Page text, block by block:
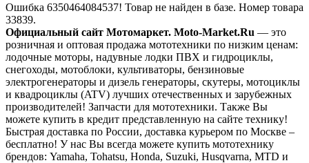
Ошибка 6350464084537! Товар не найден в базе. Номер товара
33839.
Официальный сайт Мотомаркет. Moto-Market.Ru — это
розничная и оптовая продажа мототехники по низким ценам:
лодочные моторы, надувные лодки ПВХ и гидроциклы,
снегоходы, мотоблоки, культиваторы, бензиновые
электрогенераторы и дизель генераторы, скутеры, мотоциклы
и квадроциклы (ATV) лучших отечественных и зарубежных
производителей! Запчасти для мототехники. Также Вы
можете купить в кредит представленную на сайте технику!
Быстрая доставка по России, доставка курьером по Москве –
бесплатно! У нас Вы всегда можете купить мототехнику
брендов: Yamaha, Tohatsu, Honda, Suzuki, Husqvarna, MTD и